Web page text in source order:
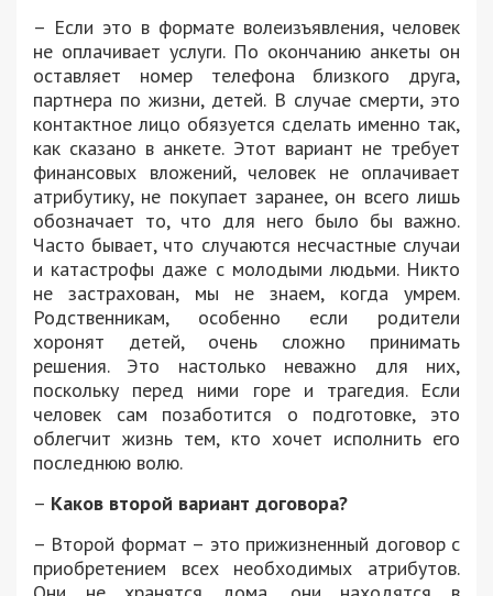
– Если это в формате волеизъявления, человек
не оплачивает услуги. По окончанию анкеты он
оставляет номер телефона близкого друга,
партнера по жизни, детей. В случае смерти, это
контактное лицо обязуется сделать именно так,
как сказано в анкете. Этот вариант не требует
финансовых вложений, человек не оплачивает
атрибутику, не покупает заранее, он всего лишь
обозначает то, что для него было бы важно.
Часто бывает, что случаются несчастные случаи
и катастрофы даже с молодыми людьми. Никто
не застрахован, мы не знаем, когда умрем.
Родственникам, особенно если родители
хоронят детей, очень сложно принимать
решения. Это настолько неважно для них,
поскольку перед ними горе и трагедия. Если
человек сам позаботится о подготовке, это
облегчит жизнь тем, кто хочет исполнить его
последнюю волю.
– Каков второй вариант договора?
– Второй формат – это прижизненный договор с
приобретением всех необходимых атрибутов.